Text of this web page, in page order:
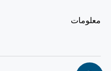
معلومات